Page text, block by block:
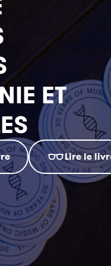
ET
Lire le